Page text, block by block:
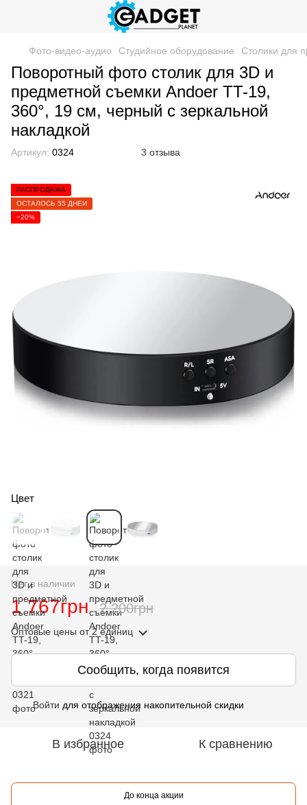
Фото-видео-аудио Студийное оборудование Столики для
Поворотный фото столик для 3D и
предметной съемки Andoer TT-19,
360°, 19 см, черный с зеркальной
накладкой
Артикул: 0324 3 отзыва
РАСПРОДАЖА
ОСТАЛОСЬ 55 ДНЕЙ
−20%
Цвет
Нет в наличии
1 767грн 2 200грн
Оптовые цены от 2 единиц
Сообщить, когда появится
% Войти для отображения накопительной скидки
В избранное К сравнению
До конца акции